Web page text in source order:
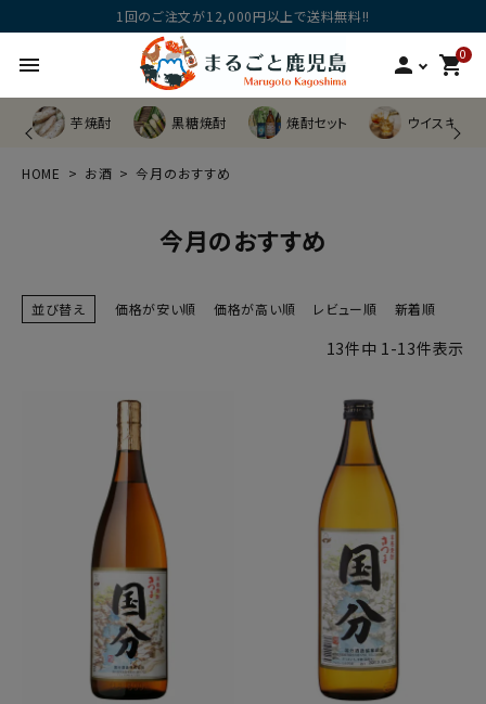
1回のご注文が12,000円以上で送料無料!!
menu person 0
shopping_cart
芋焼酎 黒糖焼酎 焼酎セット ウイスキー他
HOME お酒 今月のおすすめ
今月のおすすめ
並び替え 価格が安い順 価格が高い順 レビュー順 新着順
13件中 1-13件表示